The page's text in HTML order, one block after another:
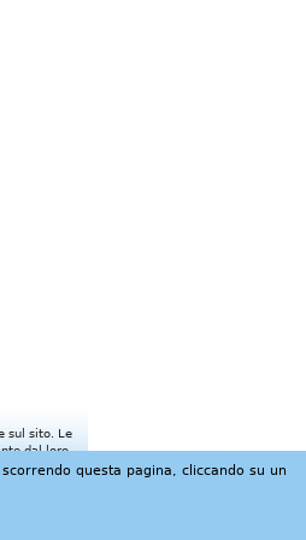
sul sito. Le
dal loro
questa pagina, cliccando su un